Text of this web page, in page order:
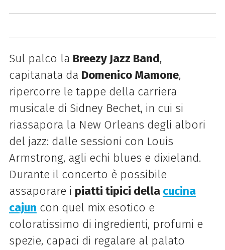
Sul palco la Breezy Jazz Band,
capitanata da Domenico Mamone,
ripercorre le tappe della carriera
musicale di Sidney Bechet, in cui si
riassapora la New Orleans degli albori
del jazz: dalle sessioni con Louis
Armstrong, agli echi blues e dixieland.
Durante il concerto è possibile
assaporare i piatti tipici della cucina
cajun con quel mix esotico e
coloratissimo di ingredienti, profumi e
spezie, capaci di regalare al palato